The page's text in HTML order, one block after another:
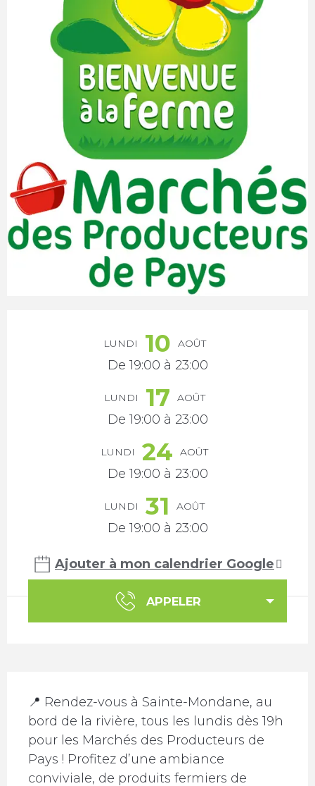
Ouverture et coordonnées
LUNDI 10 AOÛT
De 19:00 à 23:00
LUNDI 17 AOÛT
De 19:00 à 23:00
LUNDI 24 AOÛT
De 19:00 à 23:00
LUNDI 31 AOÛT
De 19:00 à 23:00
Ajouter à mon calendrier Google
APPELER
Description
📍 Rendez-vous à Sainte-Mondane, au
bord de la rivière, tous les lundis dès 19h
pour les Marchés des Producteurs de
Pays ! Profitez d’une ambiance
conviviale, de produits fermiers de